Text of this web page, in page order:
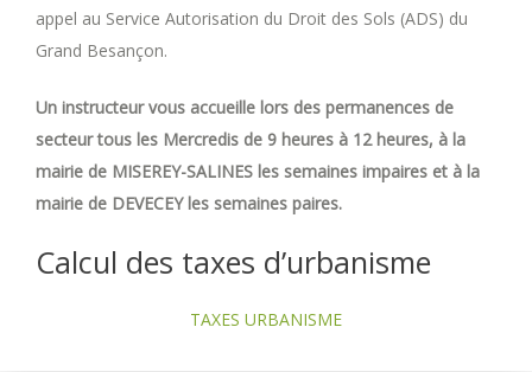
appel au Service Autorisation du Droit des Sols (ADS) du
Grand Besançon.
Un instructeur vous accueille lors des permanences de
secteur tous les Mercredis de 9 heures à 12 heures, à la
mairie de MISEREY-SALINES les semaines impaires et à la
mairie de DEVECEY les semaines paires.
Calcul des taxes d’urbanisme
TAXES URBANISME